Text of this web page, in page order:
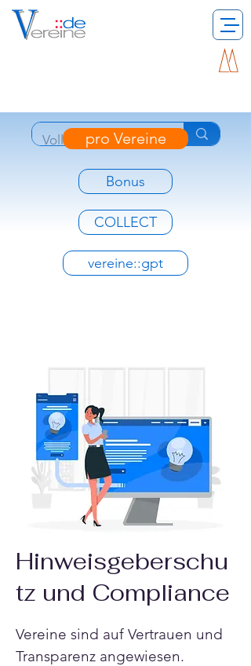
pro Vereine
Bonus
COLLECT
vereine::gpt
Hinweisgeberschu
tz und Compliance
Vereine sind auf Vertrauen und
Transparenz angewiesen.